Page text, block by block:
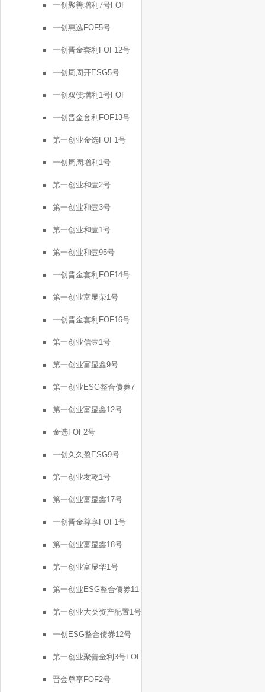
一创聚善增利7号FOF
一创惠选FOF5号
一创晋金套利FOF12号
一创周周开ESG5号
一创双债增利1号FOF
一创晋金套利FOF13号
第一创业金选FOF1号
一创周周增利1号
第一创业和壹2号
第一创业和壹3号
第一创业和壹1号
第一创业和壹95号
一创晋金套利FOF14号
第一创业富显荣1号
一创晋金套利FOF16号
第一创业信壹1号
第一创业富显鑫9号
第一创业ESG整合债券7
号
第一创业富显鑫12号
金选FOF2号
一创久久盈ESG9号
第一创业友乾1号
第一创业富显鑫17号
一创晋金尊享FOF1号
第一创业富显鑫18号
第一创业富显华1号
第一创业ESG整合债券11
号
第一创业大类资产配置1号
一创ESG整合债券12号
第一创业聚善金利3号FOF
晋金尊享FOF2号